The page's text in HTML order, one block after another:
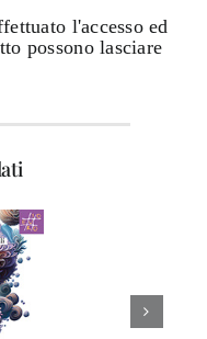
l'accesso ed
possono lasciare